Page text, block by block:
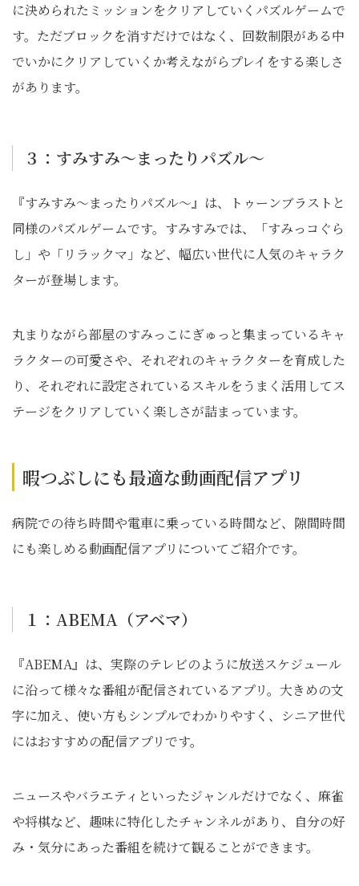
に決められたミッションをクリアしていくパズルゲームで
す。ただブロックを消すだけではなく、回数制限がある中
でいかにクリアしていくか考えながらプレイをする楽しさ
があります。
３：すみすみ～まったりパズル～
『すみすみ～まったりパズル～』は、トゥーンブラストと
同様のパズルゲームです。すみすみでは、「すみっコぐら
し」や「リラックマ」など、幅広い世代に人気のキャラク
ターが登場します。
丸まりながら部屋のすみっこにぎゅっと集まっているキャ
ラクターの可愛さや、それぞれのキャラクターを育成した
り、それぞれに設定されているスキルをうまく活用してス
テージをクリアしていく楽しさが詰まっています。
暇つぶしにも最適な動画配信アプリ
病院での待ち時間や電車に乗っている時間など、隙間時間
にも楽しめる動画配信アプリについてご紹介です。
１：ABEMA（アベマ）
『ABEMA』は、実際のテレビのように放送スケジュール
に沿って様々な番組が配信されているアプリ。大きめの文
字に加え、使い方もシンプルでわかりやすく、シニア世代
にはおすすめの配信アプリです。
ニュースやバラエティといったジャンルだけでなく、麻雀
や将棋など、趣味に特化したチャンネルがあり、自分の好
み・気分にあった番組を続けて観ることができます。